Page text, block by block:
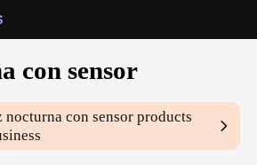
con sensor
nocturna con sensor products